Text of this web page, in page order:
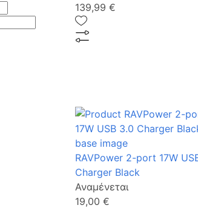
139,99 €
RAVPower 2-port 17W
Charger Black
Αναμένεται
19,00 €